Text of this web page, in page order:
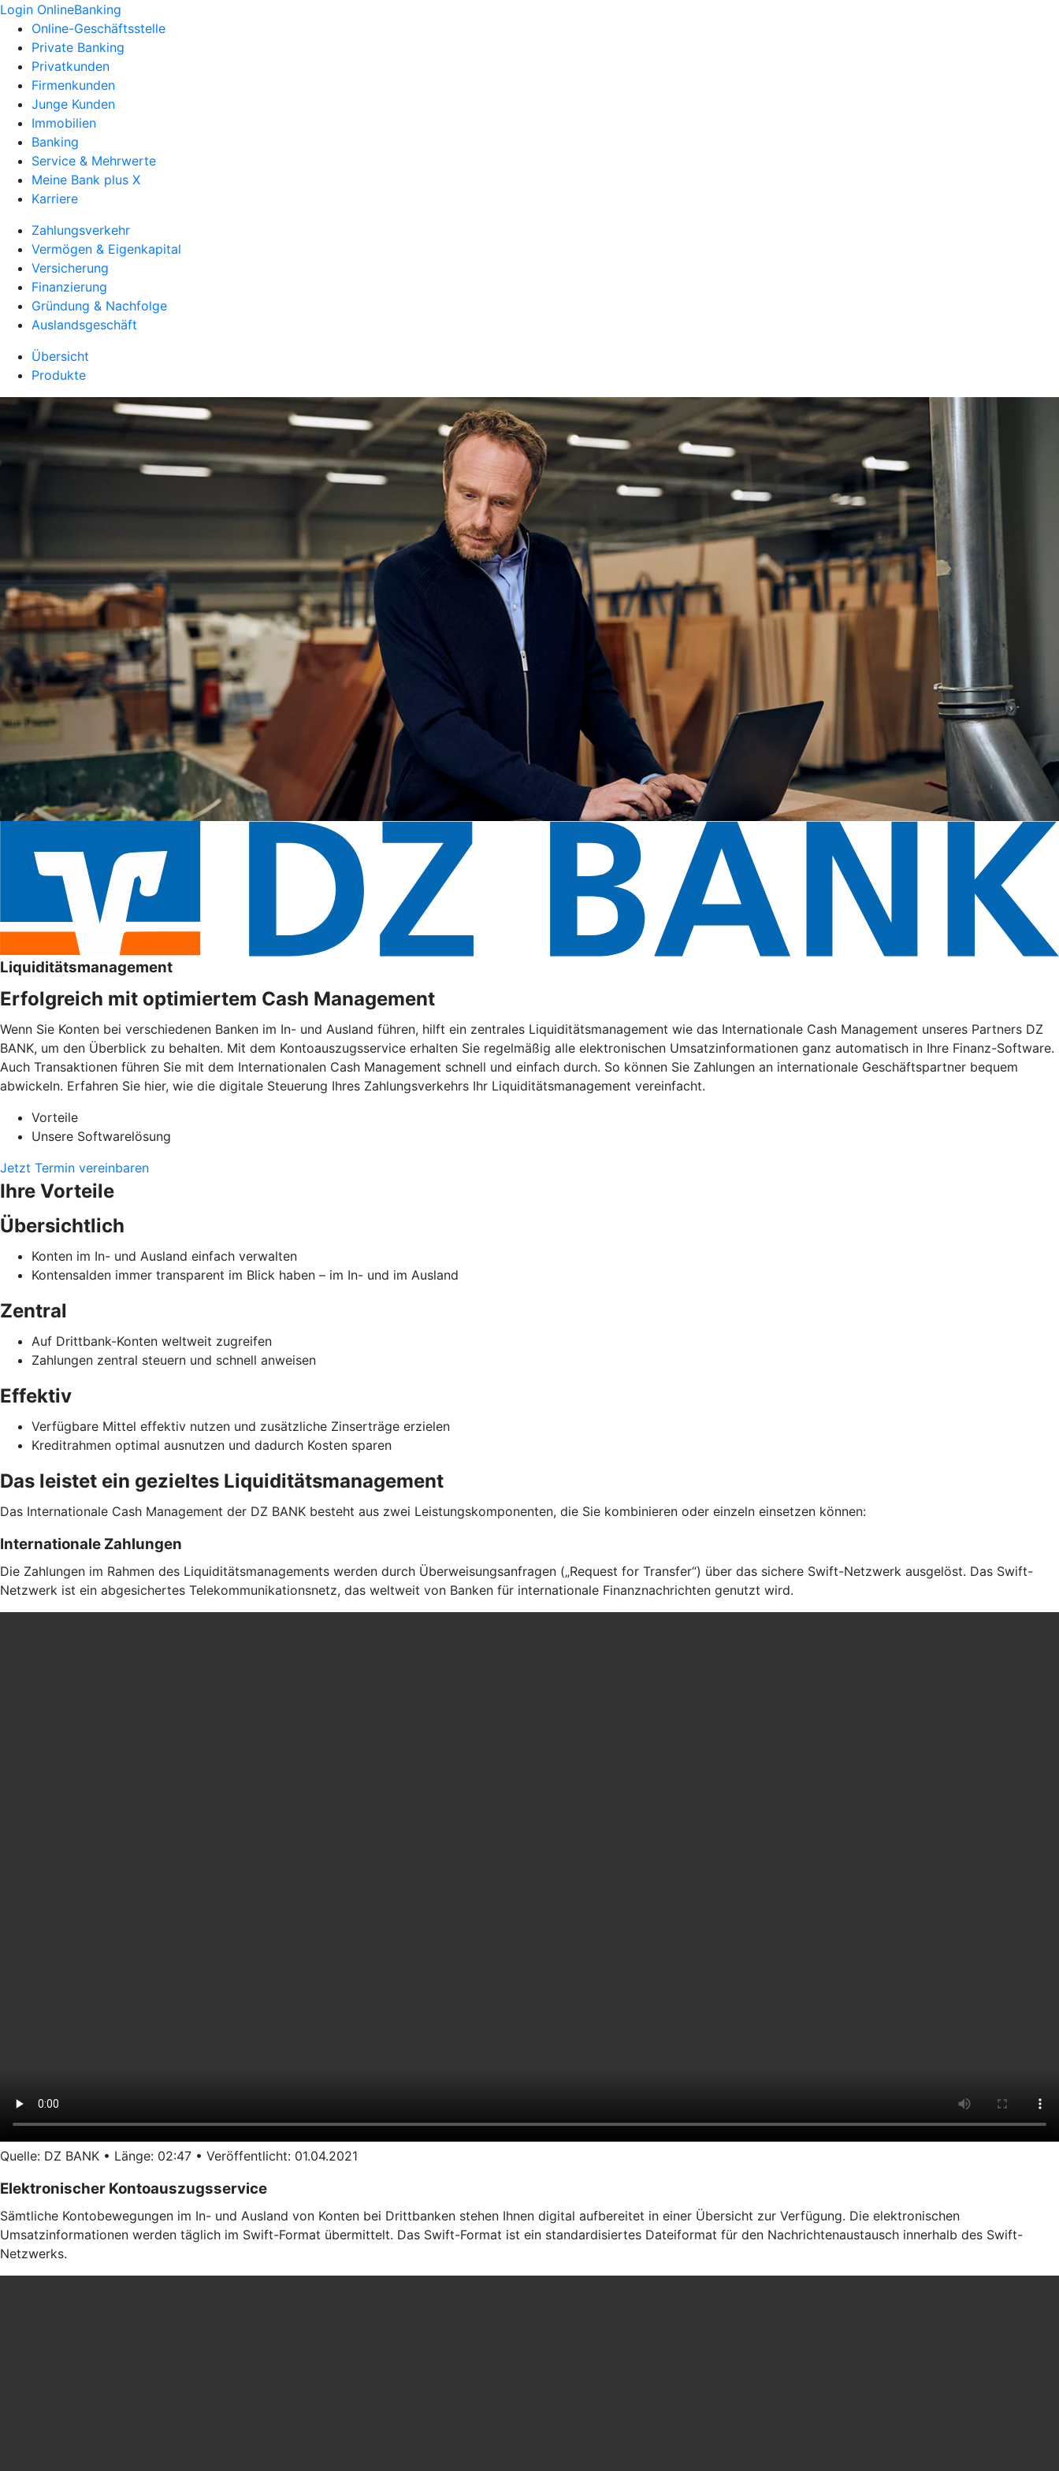
Login OnlineBanking
Online-Geschäftsstelle
Private Banking
Privatkunden
Firmenkunden
Junge Kunden
Immobilien
Banking
Service & Mehrwerte
Meine Bank plus X
Karriere
Zahlungsverkehr
Vermögen & Eigenkapital
Versicherung
Finanzierung
Gründung & Nachfolge
Auslandsgeschäft
Übersicht
Produkte
Liquiditätsmanagement
Erfolgreich mit optimiertem Cash Management
Wenn Sie Konten bei verschiedenen Banken im In- und Ausland führen, hilft ein zentrales Liquiditätsmanagement wie das Internationale Cash Management unseres Partners DZ
BANK, um den Überblick zu behalten. Mit dem Kontoauszugsservice erhalten Sie regelmäßig alle elektronischen Umsatzinformationen ganz automatisch in Ihre Finanz-Software.
Auch Transaktionen führen Sie mit dem Internationalen Cash Management schnell und einfach durch. So können Sie Zahlungen an internationale Geschäftspartner bequem
abwickeln. Erfahren Sie hier, wie die digitale Steuerung Ihres Zahlungsverkehrs Ihr Liquiditätsmanagement vereinfacht.
Vorteile
Unsere Softwarelösung
Jetzt Termin vereinbaren
Ihre Vorteile
Übersichtlich
Konten im In- und Ausland einfach verwalten
Kontensalden immer transparent im Blick haben – im In- und im Ausland
Zentral
Auf Drittbank-Konten weltweit zugreifen
Zahlungen zentral steuern und schnell anweisen
Effektiv
Verfügbare Mittel effektiv nutzen und zusätzliche Zinserträge erzielen
Kreditrahmen optimal ausnutzen und dadurch Kosten sparen
Das leistet ein gezieltes Liquiditätsmanagement
Das Internationale Cash Management der DZ BANK besteht aus zwei Leistungskomponenten, die Sie kombinieren oder einzeln einsetzen können:
Internationale Zahlungen
Die Zahlungen im Rahmen des Liquiditätsmanagements werden durch Überweisungsanfragen („Request for Transfer“) über das sichere Swift-Netzwerk ausgelöst. Das Swift-
Netzwerk ist ein abgesichertes Telekommunikationsnetz, das weltweit von Banken für internationale Finanznachrichten genutzt wird.
Quelle: DZ BANK • Länge: 02:47 • Veröffentlicht: 01.04.2021
Elektronischer Kontoauszugsservice
Sämtliche Kontobewegungen im In- und Ausland von Konten bei Drittbanken stehen Ihnen digital aufbereitet in einer Übersicht zur Verfügung. Die elektronischen
Umsatzinformationen werden täglich im Swift-Format übermittelt. Das Swift-Format ist ein standardisiertes Dateiformat für den Nachrichtenaustausch innerhalb des Swift-
Netzwerks.